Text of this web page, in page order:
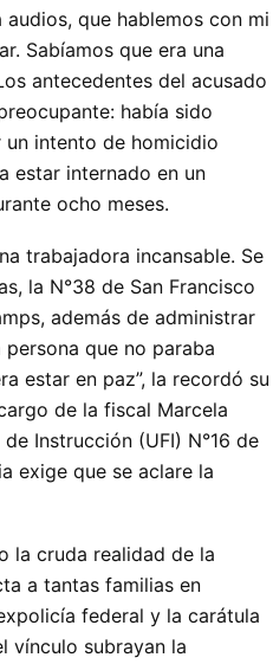
que hablemos con mi
Sabíamos que era una
antecedentes del acusado
había sido
intento de homicidio
estar internado en un
ocho meses.
trabajadora incansable. Se
la N°38 de San Francisco
además de administrar
persona que no paraba
estar en paz”, la recordó su
de la fiscal Marcela
Instrucción (UFI) N°16 de
exige que se aclare la
la cruda realidad de la
a tantas familias en
federal y la carátula
vínculo subrayan la